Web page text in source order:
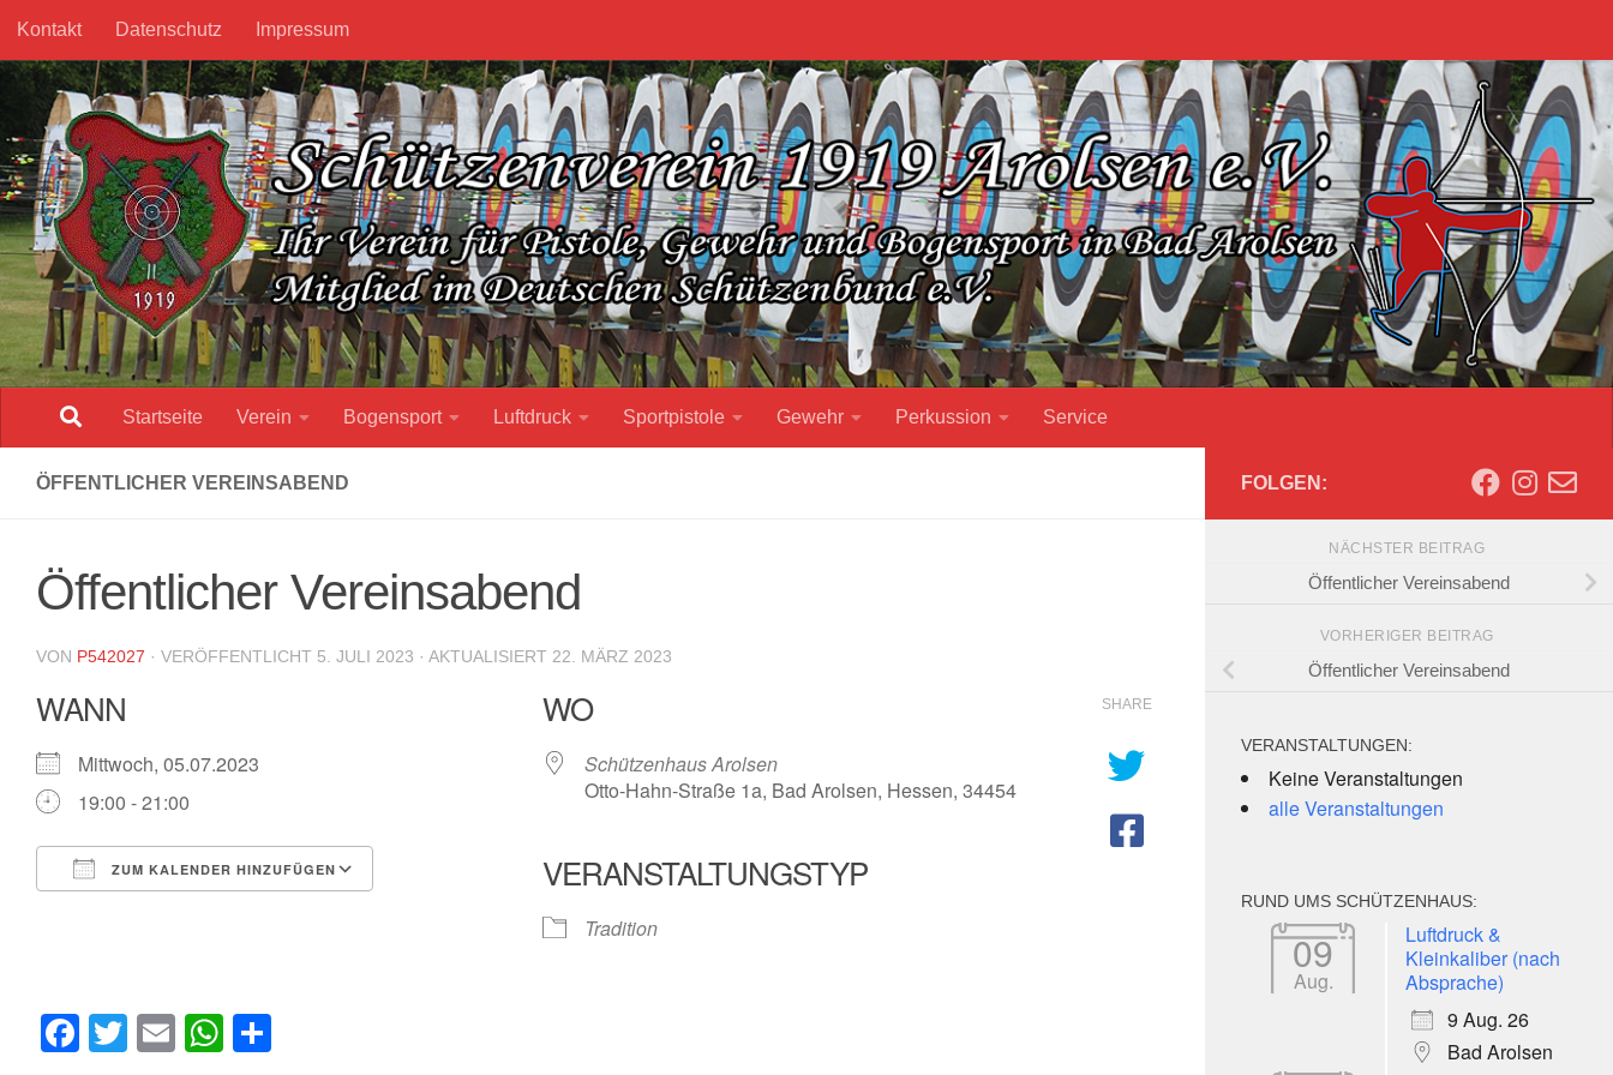
Unter dem Inhalt
Kontakt Datenschutz Impressum
Startseite Verein Bogensport Luftdruck Sportpistole Gewehr Perkussion Service
ÖFFENTLICHER VEREINSABEND
Öffentlicher Vereinsabend
VON P542027 · VERÖFFENTLICHT 5. JULI 2023 · AKTUALISIERT 22. MÄRZ 2023
WANN
Mittwoch, 05.07.2023
19:00 - 21:00
ZUM KALENDER HINZUFÜGEN
Outlook Live
WO
Schützenhaus Arolsen
Otto-Hahn-Straße 1a, Bad Arolsen, Hessen, 34454
VERANSTALTUNGSTYP
Tradition
Facebook
TwitterEmailWhatsApp
SHARE
FOLGEN:
NÄCHSTER BEITRAG
Öffentlicher Vereinsabend
VORHERIGER BEITRAG
Öffentlicher Vereinsabend
VERANSTALTUNGEN:
Keine Veranstaltungen
alle Veranstaltungen
RUND UMS SCHÜTZENHAUS:
09
Aug.
Luftdruck &
Kleinkaliber (nach
Absprache)
9 Aug. 26
Bad Arolsen